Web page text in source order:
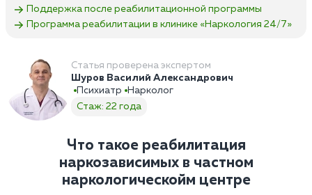
Поддержка после реабилитационной программы
Программа реабилитации в клинике «Наркология 24/7»
Статья проверена экспертом
Шуров Василий Александрович
Психиатр
Нарколог
Стаж: 22 года
Что такое реабилитация
наркозависимых в частном
наркологическойм центре